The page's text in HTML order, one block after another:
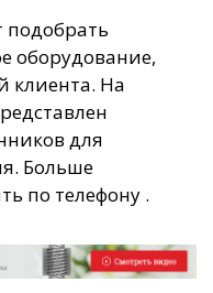
подобрать
оборудование,
клиента. На
для
Больше
по телефону .